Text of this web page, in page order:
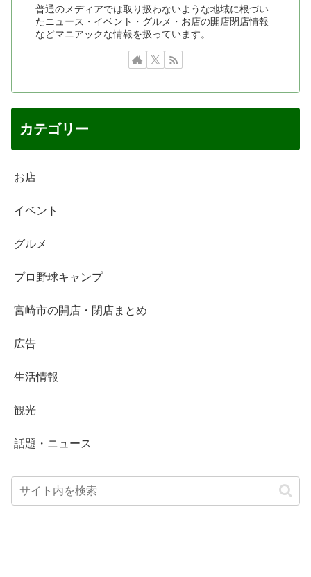
普通のメディアでは取り扱わないような地域に根づい
たニュース・イベント・グルメ・お店の開店閉店情報
などマニアックな情報を扱っています。
カテゴリー
お店
イベント
グルメ
プロ野球キャンプ
宮崎市の開店・閉店まとめ
広告
生活情報
観光
話題・ニュース